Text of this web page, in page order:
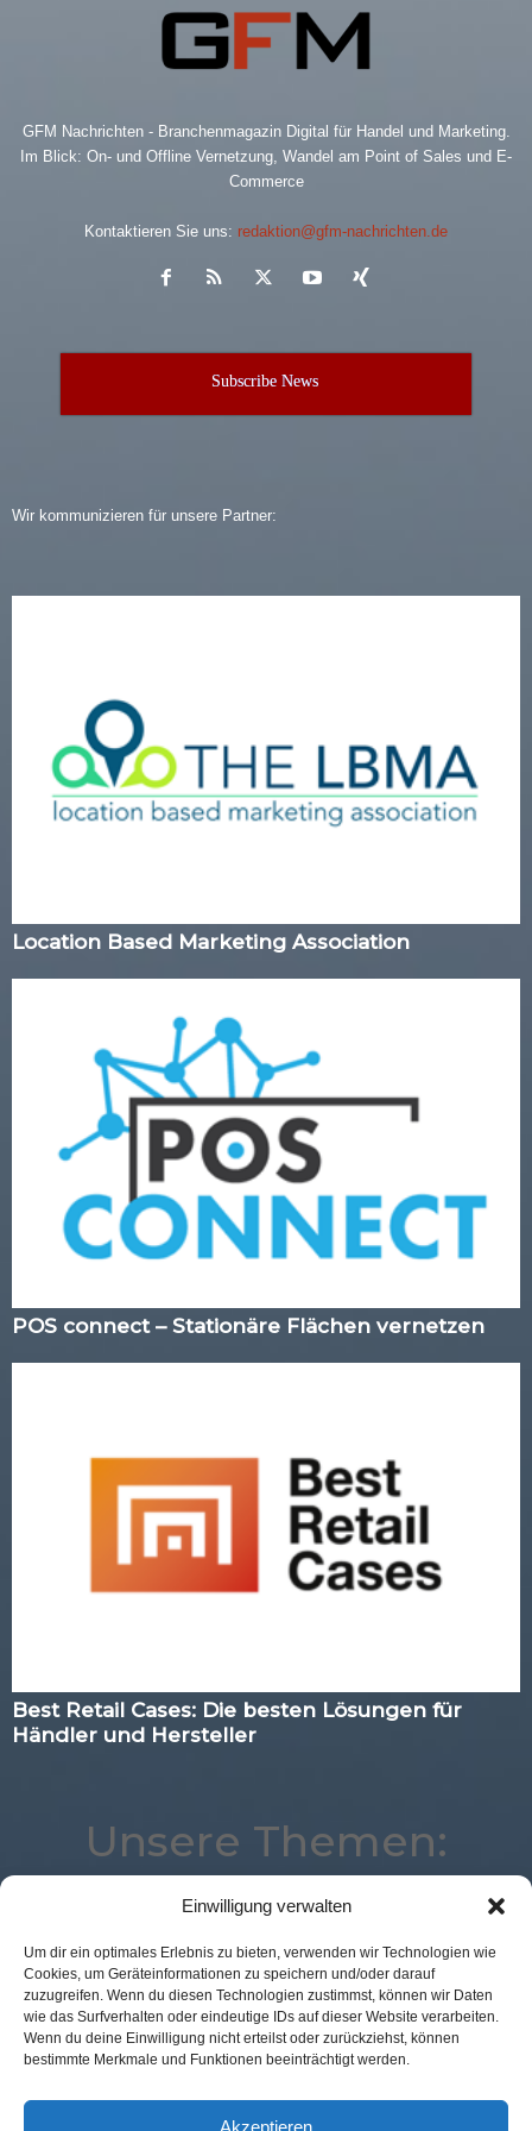
Einwilligung verwalten
Um dir ein optimales Erlebnis zu bieten, verwenden wir Technologien wie
Cookies, um Geräteinformationen zu speichern und/oder darauf
zuzugreifen. Wenn du diesen Technologien zustimmst, können wir Daten
wie das Surfverhalten oder eindeutige IDs auf dieser Website verarbeiten.
Wenn du deine Einwilligung nicht erteilst oder zurückziehst, können
bestimmte Merkmale und Funktionen beeinträchtigt werden.
Akzeptieren
GFM Nachrichten - Branchenmagazin Digital für Handel und Marketing.
Im Blick: On- und Offline Vernetzung, Wandel am Point of Sales und E-
Commerce
Kontaktieren Sie uns: redaktion@gfm-nachrichten.de
Subscribe News
Wir kommunizieren für unsere Partner:
Location Based Marketing Association
POS connect – Stationäre Flächen vernetzen
Best Retail Cases: Die besten Lösungen für
Händler und Hersteller
Unsere Themen:
Voice Marketing Commerce
Location
Analytics
Payment
Augmented Reality
Best Retail Cases
Künstliche Intelligenz
Advertising
Digital
Kassenlose Läden Loyalty
Mobile
Studie